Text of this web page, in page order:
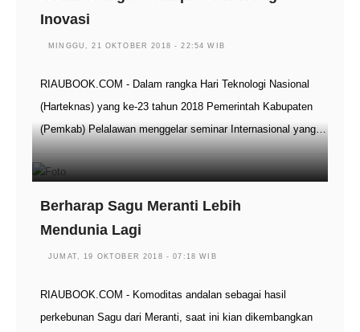
Inovasi
MINGGU, 21 OKTOBER 2018 - 22:54 WIB
RIAUBOOK.COM - Dalam rangka Hari Teknologi Nasional
(Harteknas) yang ke-23 tahun 2018 Pemerintah Kabupaten
(Pemkab) Pelalawan menggelar seminar Internasional yang…
Berharap Sagu Meranti Lebih
Mendunia Lagi
JUMAT, 19 OKTOBER 2018 - 07:18 WIB
RIAUBOOK.COM - Komoditas andalan sebagai hasil
perkebunan Sagu dari Meranti, saat ini kian dikembangkan